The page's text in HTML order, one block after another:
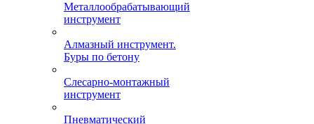
Металлообрабатывающий
инструмент
Алмазный инструмент.
Буры по бетону
Слесарно-монтажный
инструмент
Пневматический